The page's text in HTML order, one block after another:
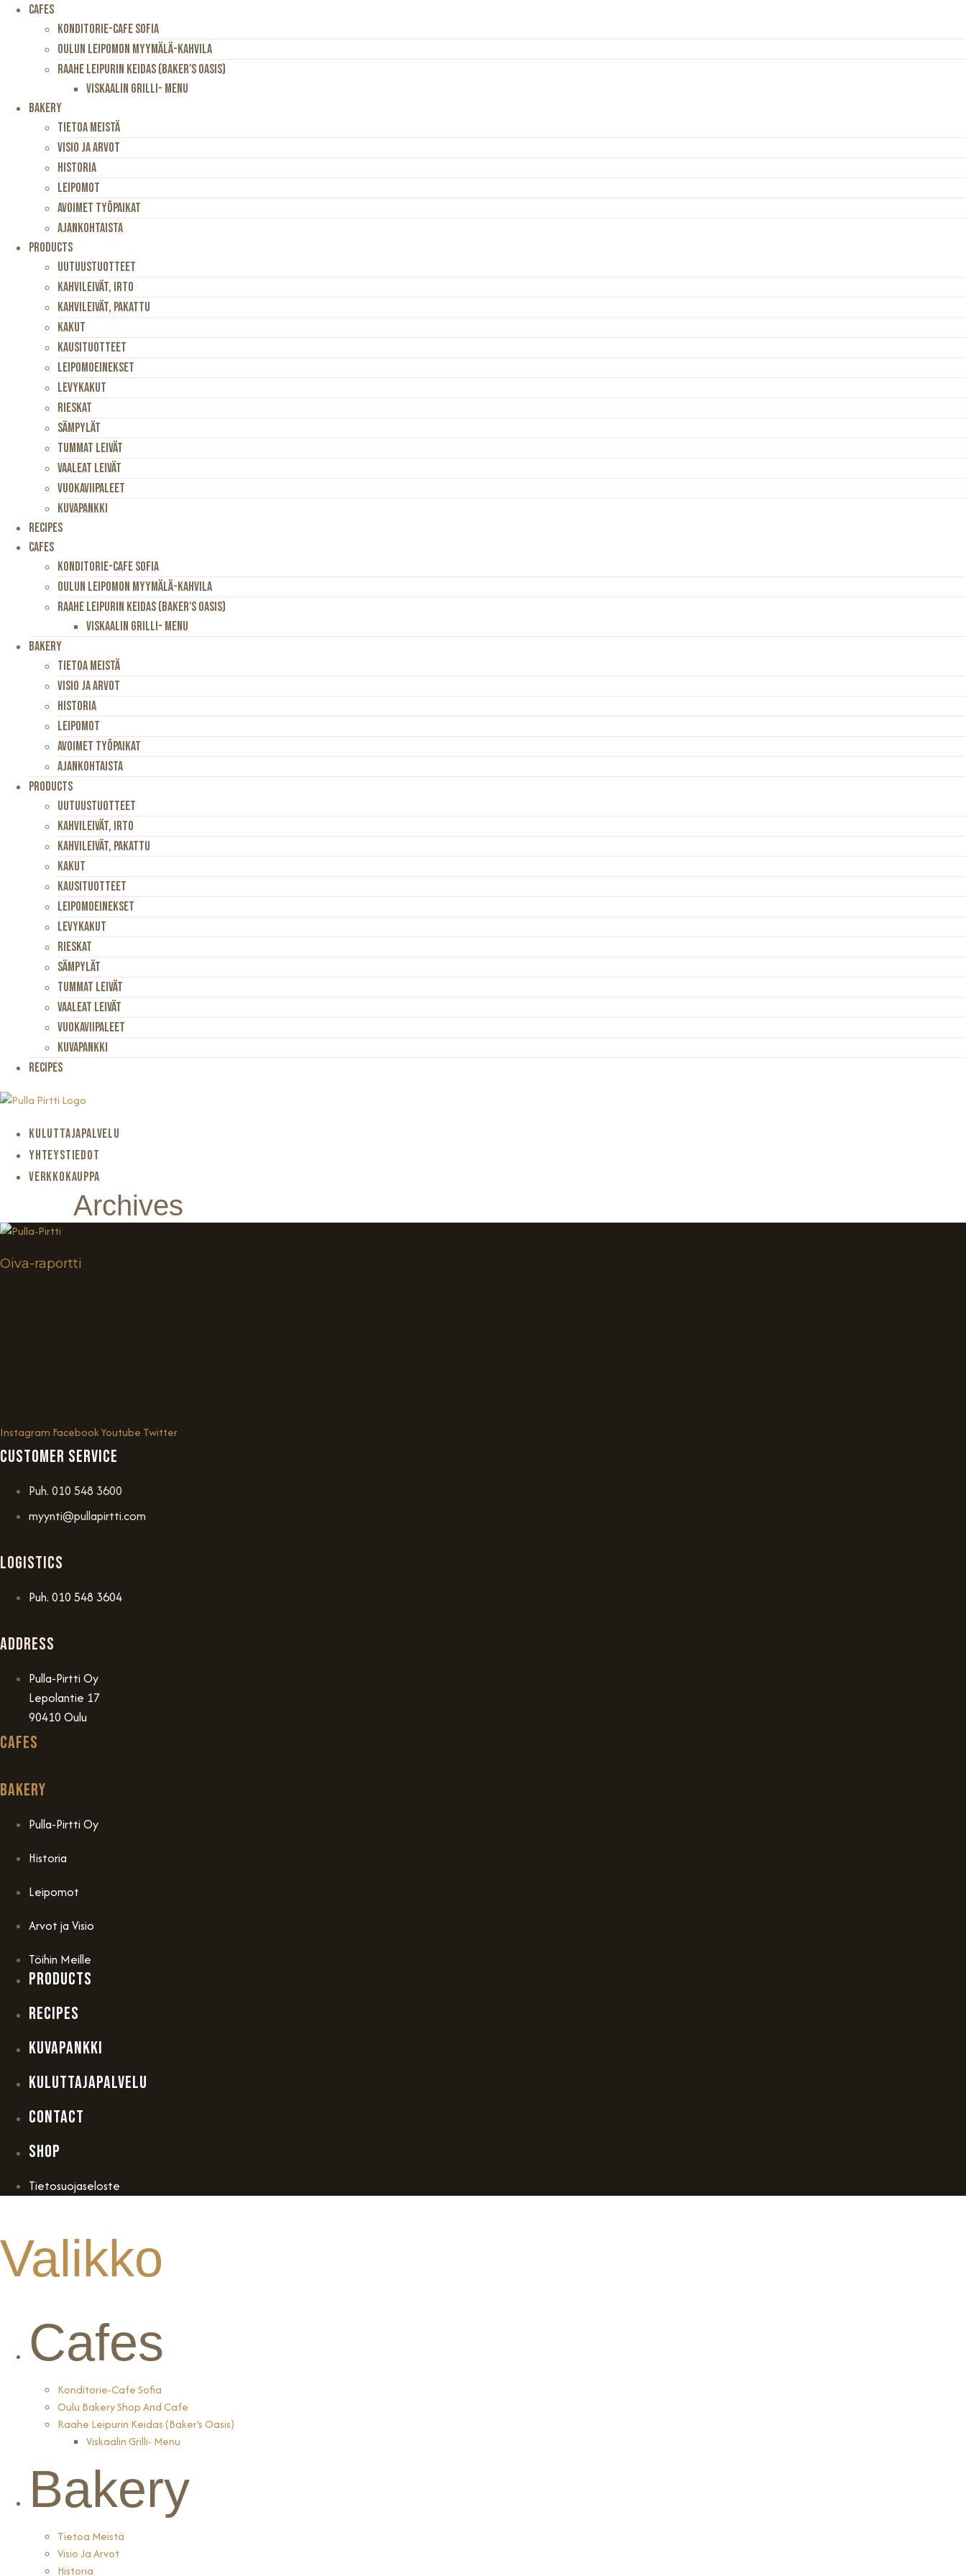
Skip
Cafes
Konditorie-Cafe Sofia
Oulun Leipomon Myymälä-Kahvila
Raahe Leipurin Keidas (Baker's Oasis)
Viskaalin Grilli- Menu
Bakery
Tietoa Meistä
Visio Ja Arvot
Historia
Leipomot
Avoimet Työpaikat
Ajankohtaista
Products
Uutuustuotteet
Kahvileivät, Irto
Kahvileivät, Pakattu
Kakut
Kausituotteet
Leipomoeinekset
Levykakut
Rieskat
Sämpylät
Tummat Leivät
Vaaleat Leivät
Vuokaviipaleet
Kuvapankki
Recipes
Cafes
Konditorie-Cafe Sofia
Oulun Leipomon Myymälä-Kahvila
Raahe Leipurin Keidas (Baker's Oasis)
Viskaalin Grilli- Menu
Bakery
Tietoa Meistä
Visio Ja Arvot
Historia
Leipomot
Avoimet Työpaikat
Ajankohtaista
Products
Uutuustuotteet
Kahvileivät, Irto
Kahvileivät, Pakattu
Kakut
Kausituotteet
Leipomoeinekset
Levykakut
Rieskat
Sämpylät
Tummat Leivät
Vaaleat Leivät
Vuokaviipaleet
Kuvapankki
Recipes
KULUTTAJAPALVELU
YHTEYSTIEDOT
VERKKOKAUPPA
Archives
Oiva-raportti
Instagram FacebookYoutube Twitter
Customer service
Puh. 010 548 3600
myynti@pullapirtti.com
Logistics
Puh. 010 548 3604
Address
Pulla-Pirtti Oy
Lepolantie 17
90410 Oulu
Cafes
Bakery
Pulla-Pirtti Oy
Historia
Leipomot
Arvot ja Visio
Töihin Meille
PRODUCTS
RECIPES
KUVAPANKKI
KULUTTAJAPALVELU
CONTACT
SHOP
Tietosuojaseloste
Valikko
Cafes
Konditorie-Cafe Sofia
Oulu Bakery Shop And Cafe
Raahe Leipurin Keidas (Baker's Oasis)
Viskaalin Grilli- Menu
Bakery
Tietoa Meistä
Visio Ja Arvot
Historia